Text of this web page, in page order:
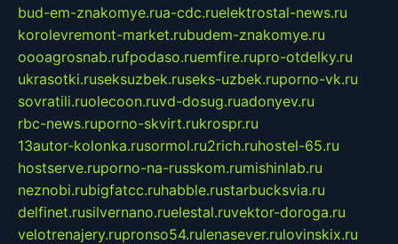
bud-em-znakomye.rua-cdc.ruelektrostal-news.ru
korolevremont-market.rubudem-znakomye.ru
oooagrosnab.rufpodaso.ruemfire.rupro-otdelky.ru
ukrasotki.ruseksuzbek.ruseks-uzbek.ruporno-vk.ru
sovratili.ruolecoon.ruvd-dosug.ruadonyev.ru
rbc-news.ruporno-skvirt.rukrospr.ru
13autor-kolonka.rusormol.ru2rich.ruhostel-65.ru
hostserve.ruporno-na-russkom.rumishinlab.ru
neznobi.rubigfatcc.ruhabble.rustarbucksvia.ru
delfinet.rusilvernano.ruelestal.ruvektor-doroga.ru
velotrenajery.rupronso54.rulenasever.rulovinskix.ru